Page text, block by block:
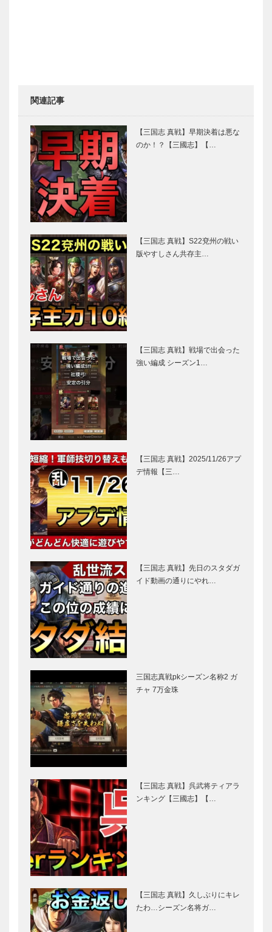
関連記事
【三国志 真戦】早期決着は悪な
のか！？【三國志】【…
【三国志 真戦】S22兗州の戦い
版やすしさん共存主…
【三国志 真戦】戦場で出会った
強い編成 シーズン1…
【三国志 真戦】2025/11/26アプ
デ情報【三…
【三国志 真戦】先日のスタダガ
イド動画の通りにやれ…
三国志真戦pkシーズン名称2 ガ
チャ 7万金珠
【三国志 真戦】呉武将ティアラ
ンキング【三國志】【…
【三国志 真戦】久しぶりにキレ
たわ…シーズン名将ガ…